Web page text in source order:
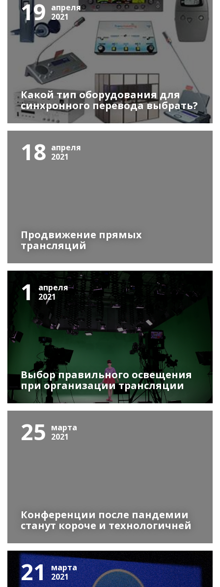
19 апреля
2021
Какой тип оборудования для
синхронного перевода выбрать?
18 апреля
2021
Продвижение прямых
трансляций
1
апреля
2021
Выбор правильного освещения
при организации трансляции
25 марта
2021
Конференции после пандемии
станут короче и технологичней
21 марта
2021